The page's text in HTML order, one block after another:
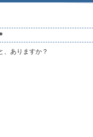
、ありますか？